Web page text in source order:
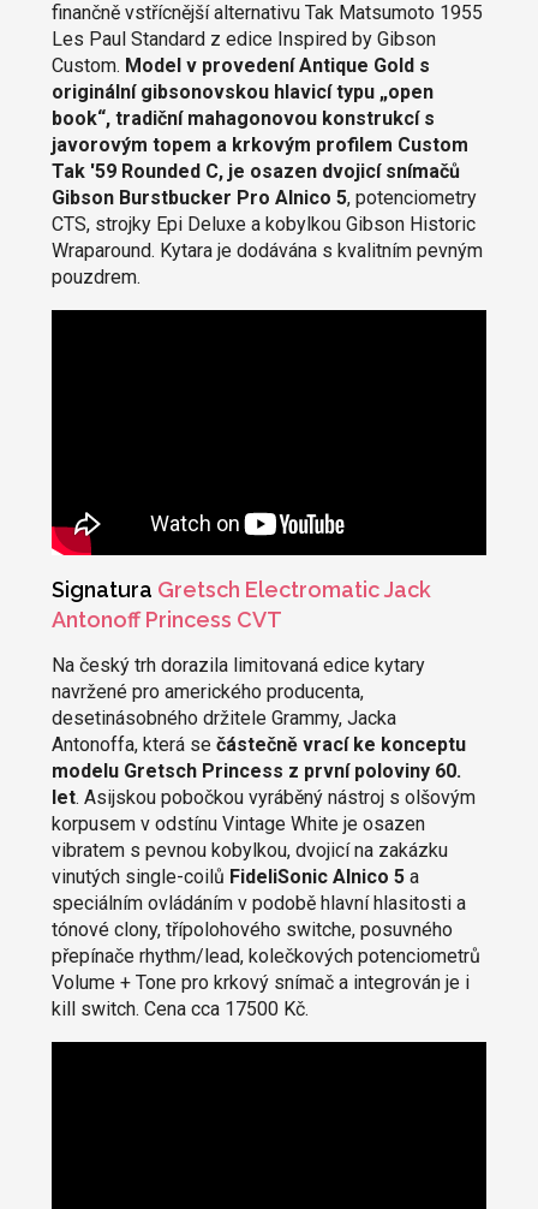
finančně vstřícnější alternativu Tak Matsumoto 1955
Les Paul Standard z edice Inspired by Gibson
Custom. Model v provedení Antique Gold s
originální gibsonovskou hlavicí typu „open
book“, tradiční mahagonovou konstrukcí s
javorovým topem a krkovým profilem Custom
Tak '59 Rounded C, je osazen dvojicí snímačů
Gibson Burstbucker Pro Alnico 5, potenciometry
CTS, strojky Epi Deluxe a kobylkou Gibson Historic
Wraparound. Kytara je dodávána s kvalitním pevným
pouzdrem.
Signatura Gretsch Electromatic Jack
Antonoff Princess CVT
Na český trh dorazila limitovaná edice kytary
navržené pro amerického producenta,
desetinásobného držitele Grammy, Jacka
Antonoffa, která se částečně vrací ke konceptu
modelu Gretsch Princess z první poloviny 60.
let. Asijskou pobočkou vyráběný nástroj s olšovým
korpusem v odstínu Vintage White je osazen
vibratem s pevnou kobylkou, dvojicí na zakázku
vinutých single-coilů FideliSonic Alnico 5a
speciálním ovládáním v podobě hlavní hlasitosti a
tónové clony, třípolohového switche, posuvného
přepínače rhythm/lead, kolečkových potenciometrů
Volume + Tone pro krkový snímač a integrován je i
kill switch. Cena cca 17500 Kč.